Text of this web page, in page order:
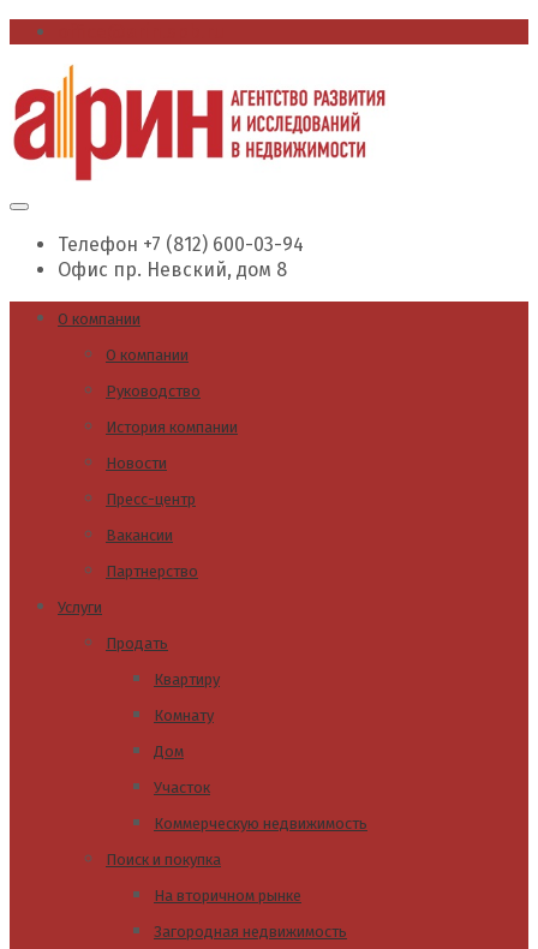
Телефон +7 (812) 600-03-94
Офис пр. Невский, дом 8
О компании
О компании
Руководство
История компании
Новости
Пресс-центр
Вакансии
Партнерство
Услуги
Продать
Квартиру
Комнату
Дом
Участок
Коммерческую недвижимость
Поиск и покупка
На вторичном рынке
Загородная недвижимость